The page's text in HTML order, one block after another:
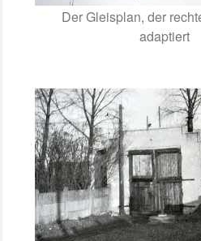
Der Gleisplan, der
adaptiert